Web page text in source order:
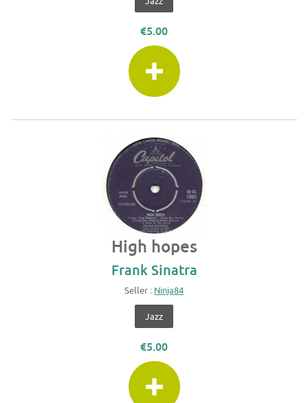
€5.00
High hopes
Frank Sinatra
Seller : Ninja84
Jazz
€5.00